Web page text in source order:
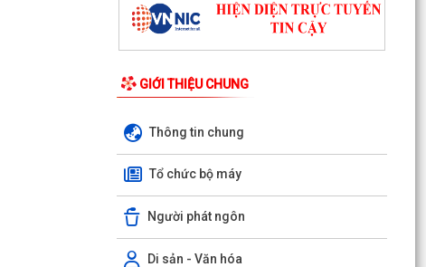
GIỚI THIỆU CHUNG
Thông tin chung
Tổ chức bộ máy
Người phát ngôn
Di sản - Văn hóa